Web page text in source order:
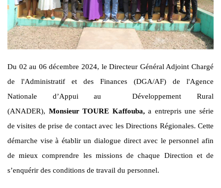
Du 02 au 06 décembre 2024, le Directeur Général Adjoint Chargé
de l'Administratif et des Finances (DGA/AF) de l'Agence
Nationale d’Appui au Développement Rural
(ANADER), Monsieur TOURE Kaffouba, a entrepris une série
de visites de prise de contact avec les Directions Régionales. Cette
démarche vise à établir un dialogue direct avec le personnel afin
de mieux comprendre les missions de chaque Direction et de
s’enquérir des conditions de travail du personnel.